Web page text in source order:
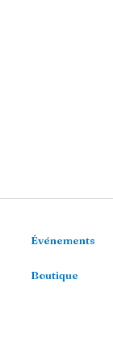
Événements
Boutique